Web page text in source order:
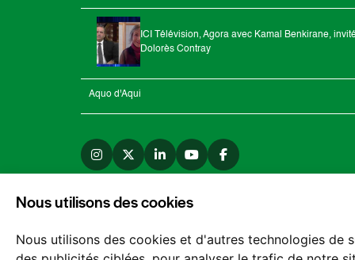
Nous utilisons des cookies
Nous utilisons des cookies et d'autres technologies de
ICI Télévision, Agora avec Kamal Benkirane,
Dolorès Contray
Aquo d'Aqui